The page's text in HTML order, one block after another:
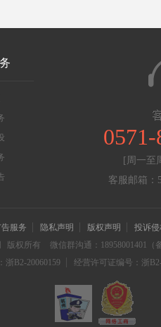
[周一至
客服邮箱：
告服务 隐私声明 版权声明 投诉侵
版权所有
微信群沟通：18958001401（
浙B2-20060159 经营许可证编号：浙